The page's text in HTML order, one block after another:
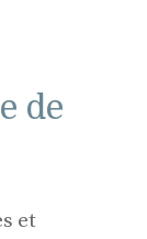
de
et